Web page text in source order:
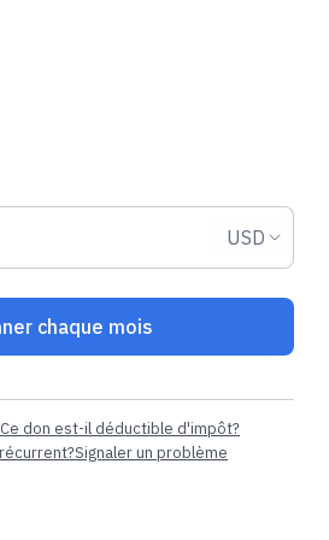
108,00 $ CAD
USD Devise
USD
chaque mois
Ce don est-il déductible d'impôt?
Signaler un problème